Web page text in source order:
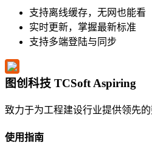
支持离线缓存，无网也能看
实时更新，掌握最新标准
支持多端登陆与同步
图创科技 TCSoft Aspiring
致力于为工程建设行业提供领先
使用指南